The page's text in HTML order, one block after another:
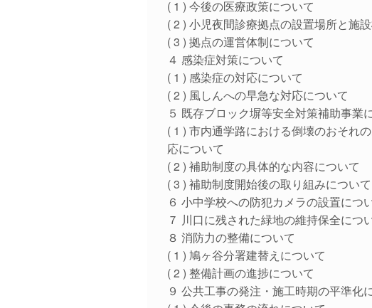
( 1 ) 今後の医療政策について
( 2 ) 小児夜間診療拠点の設置場所と施
( 3 ) 拠点の運営体制について
４ 感染症対策について
( 1 ) 感染症の対応について
( 2 ) 風しんへの早急な対応について
５ 既存ブロック塀等安全対策補助事業
( 1 ) 市内通学路における倒壊のおそれ
応について
( 2 ) 補助制度の具体的な内容について
( 3 ) 補助制度開始後の取り組みについて
６ 小中学校への防犯カメラの設置につ
７ 川口に残された緑地の維持保全につ
８ 消防力の整備について
( 1 ) 鳩ヶ谷分署建替えについて
( 2 ) 整備計画の進捗について
９ 公共工事の発注・施工時期の平準化